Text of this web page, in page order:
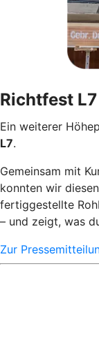
Richtfest L7
Ein weiterer
L7.
Gemeinsam mit
konnten wir
fertiggestellte
– und zeigt, was
Zur